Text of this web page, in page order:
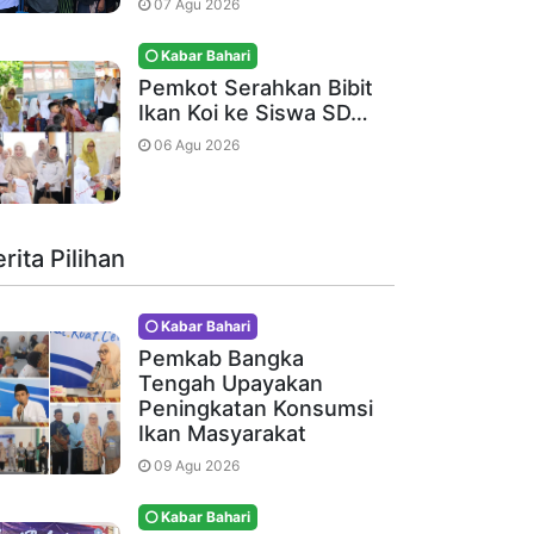
07 Agu 2026
Kabar Bahari
Pemkot Serahkan Bibit
Ikan Koi ke Siswa SD…
06 Agu 2026
Pilihan
Kabar Bahari
Pemkab Bangka
Tengah Upayakan
Peningkatan Konsumsi
Ikan Masyarakat
09 Agu 2026
Kabar Bahari